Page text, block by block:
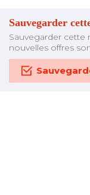
Sauvegarder
Sauvegarder cette
nouvelles offres